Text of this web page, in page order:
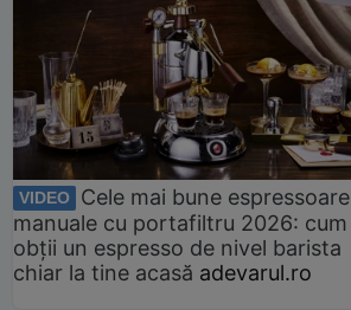
VIDEO
Cele mai bune espressoare
manuale cu portafiltru 2026: cum
obții un espresso de nivel barista
chiar la tine acasă adevarul.ro